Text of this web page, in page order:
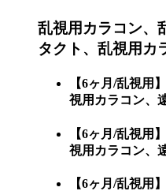
乱視用カラコン、
タクト、乱視用カ
【6ヶ月/乱視用
視用カラコン、
【6ヶ月/乱視用
視用カラコン、
【6ヶ月/乱視用